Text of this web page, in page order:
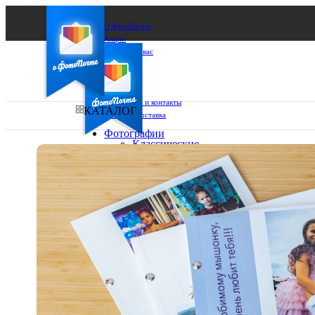
О ФотоПочте
Акции
Сделаем за вас
Бизнесу
FAQ
Франшиза
Поддержка и контакты
Оплата и доставка
Ваш город:
Ваш регион доставки
Выберите из списка:
КАТАЛОГ
Фотографии
Классические
фото
10х10
10х15
13х18
15х15
15х20
20х20
20х30